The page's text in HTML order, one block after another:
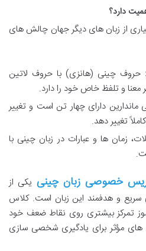
دارد؟
از زبان های دیگر جهان چالش های
: حروف چینی (هانزی) با حروف لاتین
معنا و تلفظ خاص خود را دارد.
ماندارین دارای چهار تن است و تغییر
تغییر دهد.
زمان ها و عبارات در زبان چینی با
خصوصی زبان چینی یکی از
سریع و هدفمند این زبان است. کلاس
تمرکز بیشتری روی نقاط ضعف خود
های مؤثر برای یادگیری شخصی سازی